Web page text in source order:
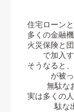
住宅ローン
多くの金融
火災保険と
で加入
そうなると
が被
無駄な
実は多くの
駄な